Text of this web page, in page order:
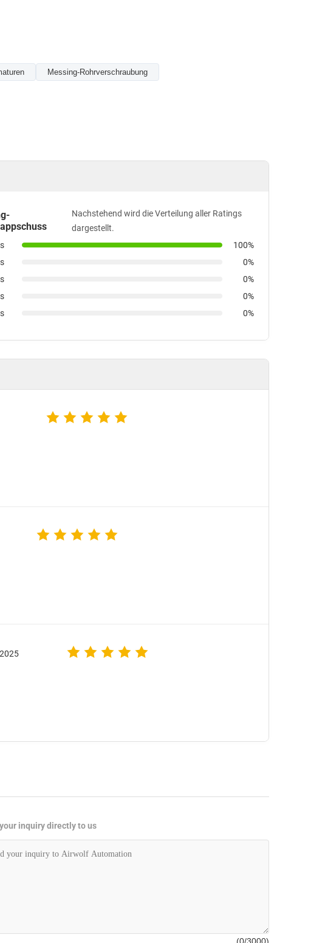
Messing-Rohrverschraubung
Nachstehend wird die Verteilung aller Ratings
dargestellt.
100%
0%
0%
0%
0%
inquiry directly to us